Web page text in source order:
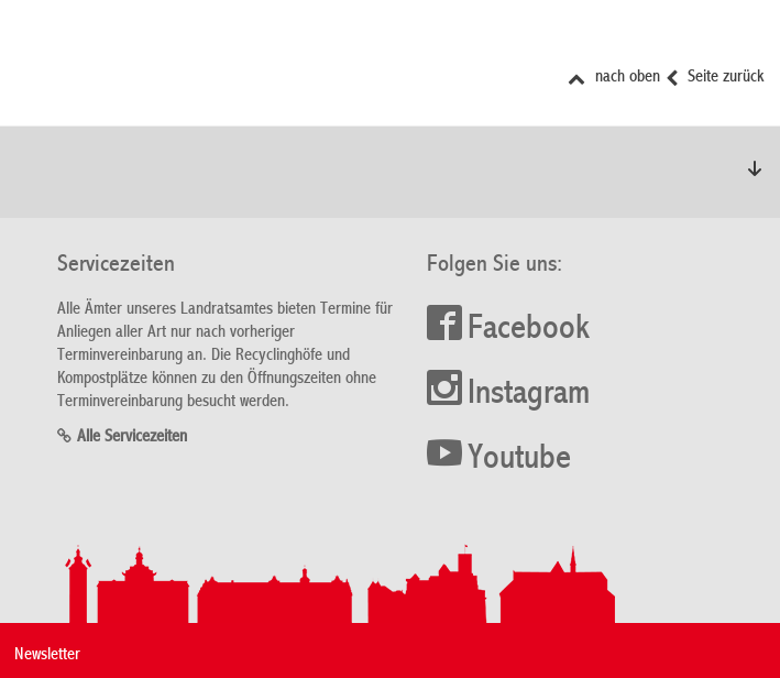
Seite zurück
nach oben
Servicezeiten
Alle Ämter unseres Landratsamtes bieten Termine für
Anliegen aller Art nur nach vorheriger
Terminvereinbarung an. Die Recyclinghöfe und
Kompostplätze können zu den Öffnungszeiten ohne
Terminvereinbarung besucht werden.
Alle Servicezeiten
Folgen Sie uns:
Facebook
Instagram
Youtube
Newsletter